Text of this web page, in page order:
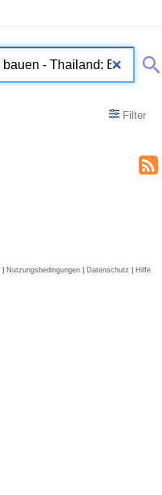
Filter
| Nutzungsbedingungen | Datenschutz | Hilfe